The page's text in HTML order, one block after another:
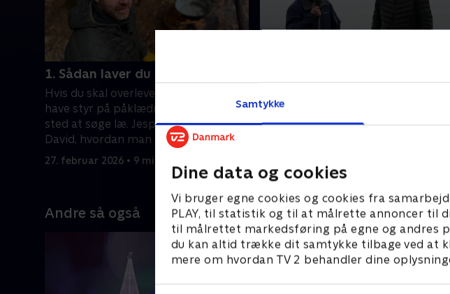
Samtykke
Dine data og cookies
Vi bruger egne cookies og cookies fra
PLAY, til statistik og til at målrette annoncer til
til målrettet markedsføring på egne og andres
du kan altid trække dit samtykke tilbage ved at
mere om hvordan TV 2 behandler dine
1. Sådan laver du ild
Hvis du skal overleve i naturen, skal du
have styr på påklædning, bål og et
sted at søge læ. Jesper Hede viser
David, hvordan man gør.
27. februar 2026 • 9 min
vandkilder i naturen? Og hvordan
finder du mad? Jesper Hede lærer
Andre så også